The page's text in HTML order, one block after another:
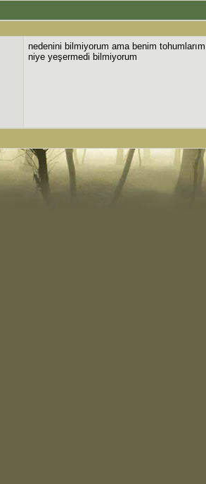
nedenini bilmiyorum ama benim
niye yeşermedi bilmiyorum